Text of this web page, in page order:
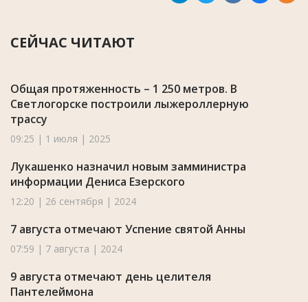
СЕЙЧАС ЧИТАЮТ
Общая протяженность – 1 250 метров. В
Светлогорске построили лыжероллерную
трассу
09:25 | 1 июля | 2025
Лукашенко назначил новым замминистра
информации Дениса Езерского
12:20 | 26 сентября | 2024
7 августа отмечают Успение святой Анны
07:59 | 7 августа | 2024
9 августа отмечают день целителя
Пантелеймона